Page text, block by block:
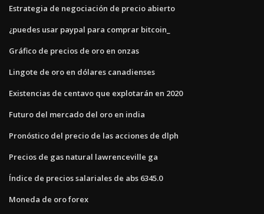
Estrategia de negociación de precio abierto
¿puedes usar paypal para comprar bitcoin_
Gráfico de precios de oro en onzas
Lingote de oro en dólares canadienses
Existencias de centavo que explotarán en 2020
Futuro del mercado del oro en india
Pronóstico del precio de las acciones de dlph
Precios de gas natural lawrenceville ga
Índice de precios salariales de abs 6345.0
Moneda de oro forex